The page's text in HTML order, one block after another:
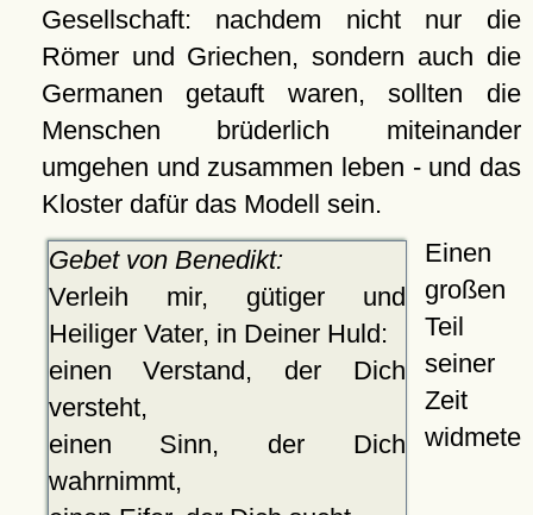
Gesellschaft: nachdem nicht nur die
Römer und Griechen, sondern auch die
Germanen getauft waren, sollten die
Menschen brüderlich miteinander
umgehen und zusammen leben - und das
Kloster dafür das Modell sein.
Gebet von Benedikt:
Verleih mir, gütiger und
Heiliger Vater, in Deiner Huld:
einen Verstand, der Dich
versteht,
einen Sinn, der Dich
wahrnimmt,
Einen
großen
Teil
seiner
Zeit
widmete